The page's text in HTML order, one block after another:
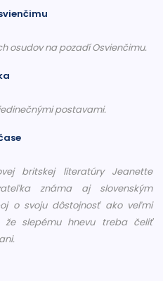
osudov na pozadí Osvienčimu.
postavami.
britskej literatúry Jeanette
známa aj slovenským
o svoju dôstojnosť ako veľmi
slepému hnevu treba čeliť